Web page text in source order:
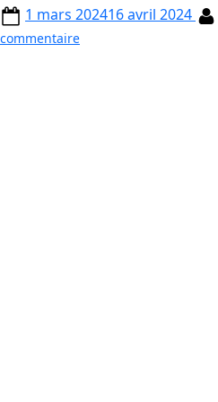
1 mars 202416 avril 2024
commentaire